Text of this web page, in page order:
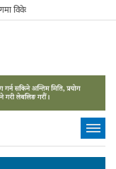
- The Sustainable